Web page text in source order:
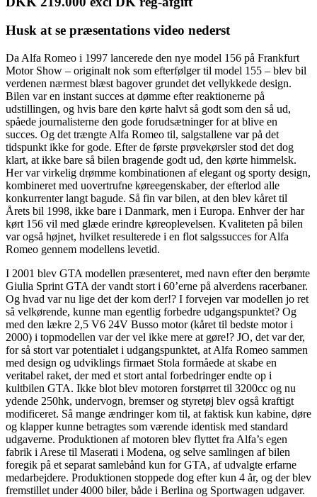
Husk at se præsentations video nederst
Da Alfa Romeo i 1997 lancerede den nye model 156 på Frankfurt
Motor Show – originalt nok som efterfølger til model 155 – blev bil
verdenen nærmest blæst bagover grundet det vellykkede design.
Bilen var en instant succes at dømme efter reaktionerne på
udstillingen, og hvis bare den kørte halvt så godt som den så ud,
spåede journalisterne den gode forudsætninger for at blive en
succes. Og det trængte Alfa Romeo til, salgstallene var på det
tidspunkt ikke for gode. Efter de første prøvekørsler stod det dog
klart, at ikke bare så bilen bragende godt ud, den kørte himmelsk.
Her var virkelig drømme kombinationen af elegant og sporty design,
kombineret med uovertrufne køreegenskaber, der efterlod alle
konkurrenter langt bagude. Så fin var bilen, at den blev kåret til
Årets bil 1998, ikke bare i Danmark, men i Europa. Enhver der har
kørt 156 vil med glæde erindre køreoplevelsen. Kvaliteten på bilen
var også højnet, hvilket resulterede i en flot salgssucces for Alfa
Romeo gennem modellens levetid.
I 2001 blev GTA modellen præsenteret, med navn efter den berømte
Giulia Sprint GTA der vandt stort i 60’erne på alverdens racerbaner.
Og hvad var nu lige det der kom der!? I forvejen var modellen jo ret
så velkørende, kunne man egentlig forbedre udgangspunktet? Og
med den lækre 2,5 V6 24V Busso motor (kåret til bedste motor i
2000) i topmodellen var der vel ikke mere at gøre!? JO, det var der,
for så stort var potentialet i udgangspunktet, at Alfa Romeo sammen
med design og udviklings firmaet Stola formåede at skabe en
veritabel raket, der med et stort antal forbedringer endte op i
kultbilen GTA. Ikke blot blev motoren forstørret til 3200cc og nu
ydende 250hk, undervogn, bremser og styretøj blev også kraftigt
modificeret. Så mange ændringer kom til, at faktisk kun kabine, døre
og klapper kunne betragtes som værende identisk med standard
udgaverne. Produktionen af motoren blev flyttet fra Alfa’s egen
fabrik i Arese til Maserati i Modena, og selve samlingen af bilen
foregik på et separat samlebånd kun for GTA, af udvalgte erfarne
medarbejdere. Produktionen stoppede dog efter kun 4 år, og der blev
fremstillet under 4000 biler, både i Berlina og Sportwagen udgaver.